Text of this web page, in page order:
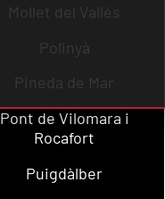
Mollet del Vallès
Polinyà
Pineda de Mar
Pont de Vilomara i
Rocafort
Puigdàlber